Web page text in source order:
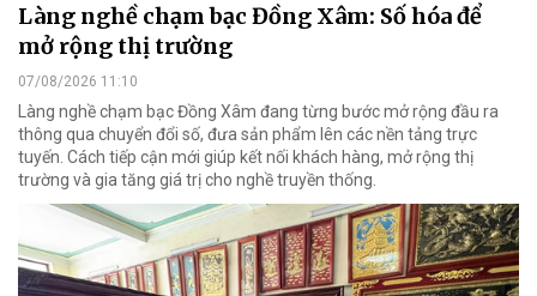
Làng nghề chạm bạc Đồng Xâm: Số hóa để
mở rộng thị trường
07/08/2026 11:10
Làng nghề chạm bạc Đồng Xâm đang từng bước mở rộng đầu ra
thông qua chuyển đổi số, đưa sản phẩm lên các nền tảng trực
tuyến. Cách tiếp cận mới giúp kết nối khách hàng, mở rộng thị
trường và gia tăng giá trị cho nghề truyền thống.